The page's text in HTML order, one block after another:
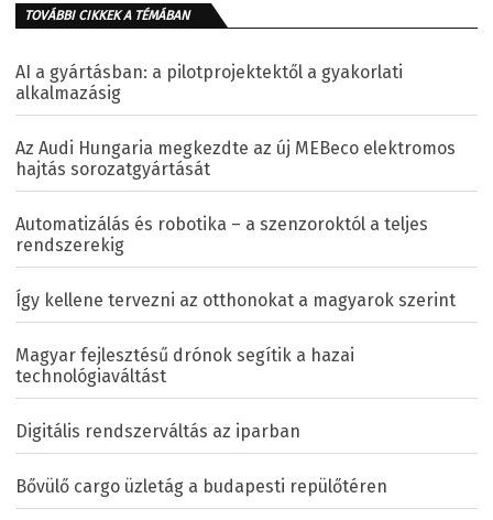
TOVÁBBI CIKKEK A TÉMÁBAN
AI a gyártásban: a pilotprojektektől a gyakorlati
alkalmazásig
Az Audi Hungaria megkezdte az új MEBeco elektromos
hajtás sorozatgyártását
Automatizálás és robotika – a szenzoroktól a teljes
rendszerekig
Így kellene tervezni az otthonokat a magyarok szerint
Magyar fejlesztésű drónok segítik a hazai
technológiaváltást
Digitális rendszerváltás az iparban
Bővülő cargo üzletág a budapesti repülőtéren